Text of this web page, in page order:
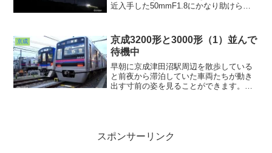
近入手した50mmF1.8にかなり助けられ
ぇ・・・。EOSを使うようになってから
はズームで横着しまくりだった？？？(^
^;;さぁこれを機に基本に立ち帰れる
か？？？
京成
京成3200形と3000形（1）並んで
待機中
早朝に京成津田沼駅周辺を散歩している
と前夜から滞泊していた車両たちが動き
出す寸前の姿を見ることができます。こ
形。非貫通、固定編成の3000形。
スポンサーリンク